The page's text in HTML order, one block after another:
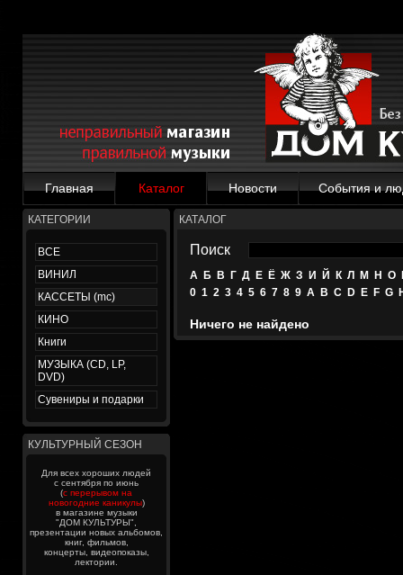
Главная Каталог Новости События и
КАТЕГОРИИ
ВСЕ
ВИНИЛ
КАССЕТЫ (mc)
КИНО
Книги
МУЗЫКА (CD, LP,
DVD)
Сувениры и подарки
КУЛЬТУРНЫЙ СЕЗОН
Для всех хороших людей
с сентября по июнь
(с перерывом на
новогодние каникулы)
в магазине музыки
"ДОМ КУЛЬТУРЫ",
презентации новых альбомов,
книг, фильмов,
концерты, видеопоказы,
лектории.
КАТАЛОГ
Поиск
А Б В Г Д Е Ё Ж З И Й К Л М Н О
0 1 2 3 4 5 6 7 8 9 A B C D E F G
Ничего не найдено